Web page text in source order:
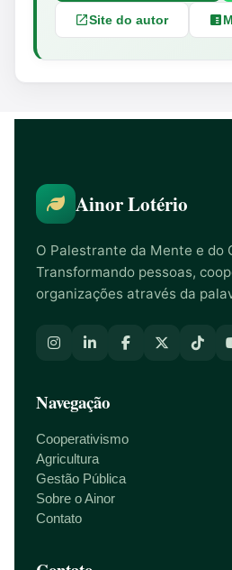
Site do autor
Ainor Lotério
O Palestrante da Mente e do
Transformando pessoas,
organizações através da
Navegação
Cooperativismo
Agricultura
Gestão Pública
Sobre o Ainor
Contato